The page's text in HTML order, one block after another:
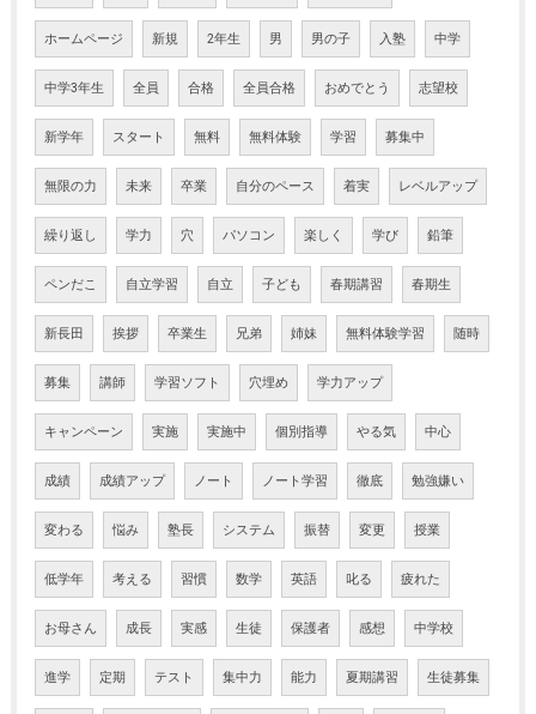
ホームページ 新規 2年生 男 男の子 入塾 中学
中学3年生 全員 合格 全員合格 おめでとう 志望校
新学年 スタート 無料 無料体験 学習 募集中
無限の力 未来 卒業 自分のペース 着実 レベルアップ
繰り返し 学力 穴 パソコン 楽しく 学び 鉛筆
ペンだこ 自立学習 自立 子ども 春期講習 春期生
新長田 挨拶 卒業生 兄弟 姉妹 無料体験学習 随時
募集 講師 学習ソフト 穴埋め 学力アップ
キャンペーン 実施 実施中 個別指導 やる気 中心
成績 成績アップ ノート ノート学習 徹底 勉強嫌い
変わる 悩み 塾長 システム 振替 変更 授業
低学年 考える 習慣 数学 英語 叱る 疲れた
お母さん 成長 実感 生徒 保護者 感想 中学校
進学 定期 テスト 集中力 能力 夏期講習 生徒募集